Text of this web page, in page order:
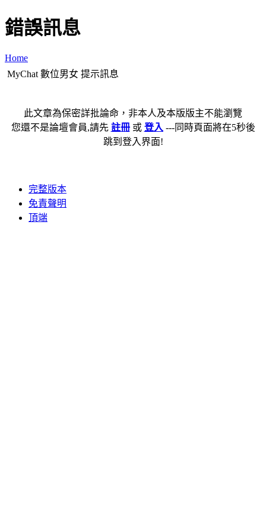
錯誤訊息
Home
MyChat 數位男女 提示訊息
此文章為保密詳批論命，非本人及本版版主不能瀏覽
您還不是論壇會員,請先 註冊或 登入 ---同時頁面將在5秒後
跳到登入界面!
完整版本
免責聲明
頂端